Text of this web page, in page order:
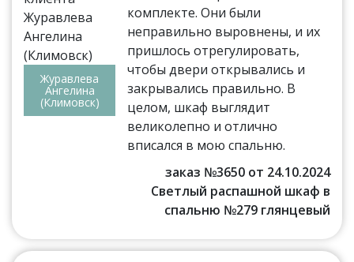
Журавлева
Ангелина
(Климовск)
комплекте. Они были
неправильно выровнены, и их
пришлось отрегулировать,
чтобы двери открывались и
закрывались правильно. В
целом, шкаф выглядит
великолепно и отлично
вписался в мою спальню.
заказ №3650 от 24.10.2024
Светлый распашной шкаф в
спальню №279 глянцевый